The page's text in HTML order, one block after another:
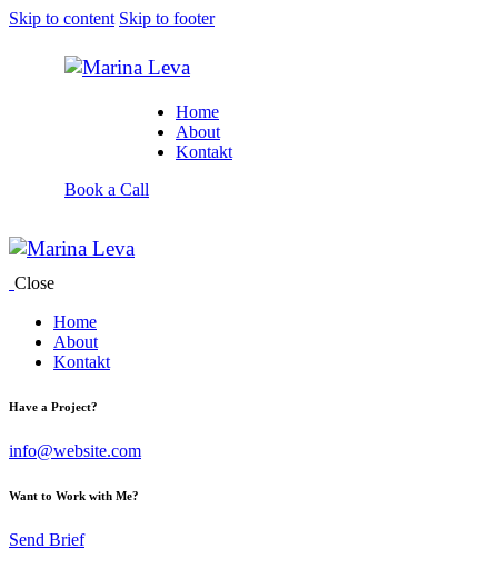
Skip to content Skip to footer
Home
About
Kontakt
Book a Call
Close
Home
About
Kontakt
Have a Project?
info@website.com
Want to Work with Me?
Send Brief